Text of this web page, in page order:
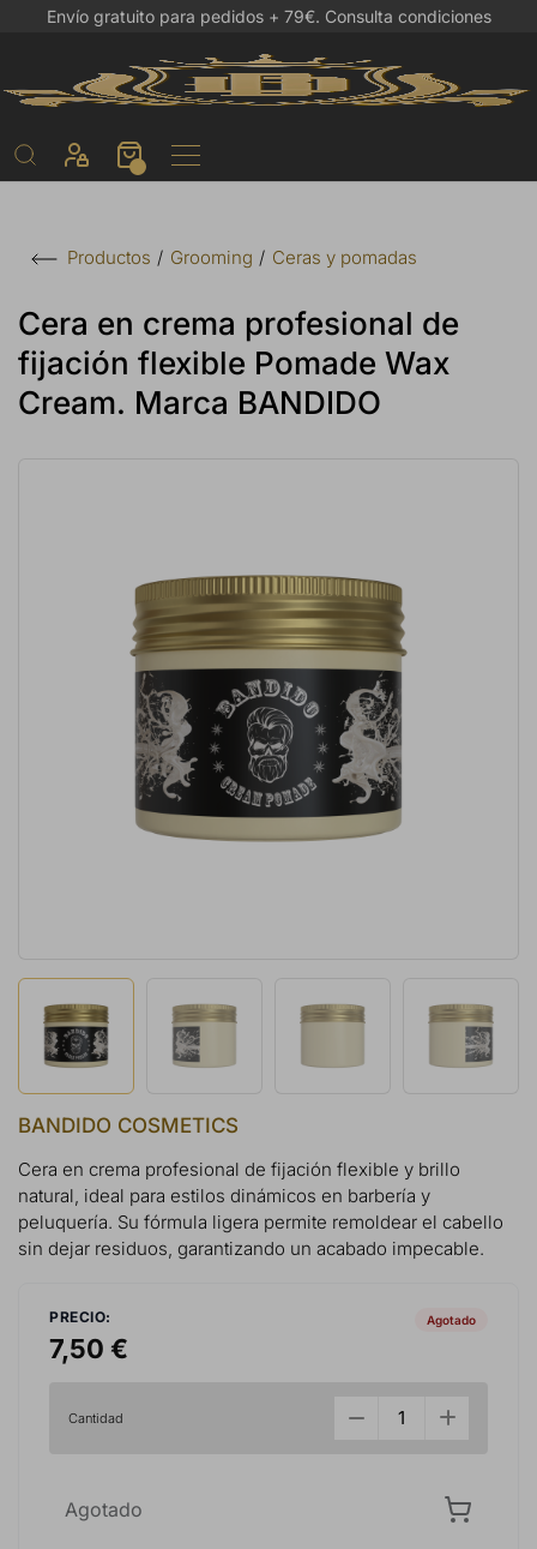
Envío gratuito para pedidos + 79€. Consulta condiciones
Productos Grooming Ceras y pomadas
Cera en crema profesional de
fijación flexible Pomade Wax
Cream. Marca BANDIDO
BANDIDO COSMETICS
Cera en crema profesional de fijación flexible y brillo
natural, ideal para estilos dinámicos en barbería y
peluquería. Su fórmula ligera permite remoldear el cabello
sin dejar residuos, garantizando un acabado impecable.
PRECIO:
7,50 €
Agotado
Cantidad
Agotado